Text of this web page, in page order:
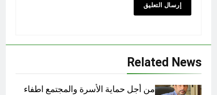
Related News
من أجل حماية الأسرة والمجتمع اطفاء